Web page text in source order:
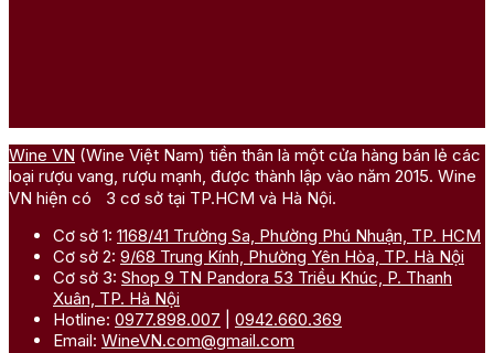
Wine VN (Wine Việt Nam) tiền thân là một cửa hàng bán lẻ các
loại rượu vang, rượu mạnh, được thành lập vào năm 2015. Wine
VN hiện có 3 cơ sở tại TP.HCM và Hà Nội.
Cơ sở 1: 1168/41 Trường Sa, Phường Phú Nhuận, TP. HCM
Cơ sở 2: 9/68 Trung Kính, Phường Yên Hòa, TP. Hà Nội
Cơ sở 3: Shop 9 TN Pandora 53 Triều Khúc, P. Thanh
Xuân, TP. Hà Nội
Hotline: 0977.898.007
0942.660.369
Email: WineVN.com@gmail.com